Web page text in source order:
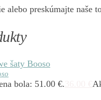
alebo preskúmajte naše
bola: 51.00 €.